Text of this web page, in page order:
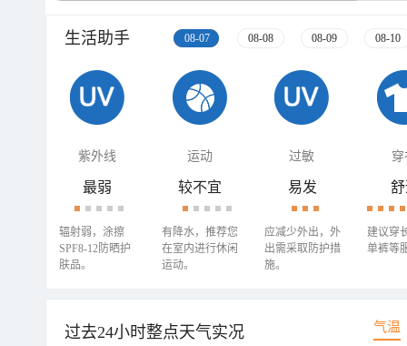
生活助手 08-07 08-08 08-09 08-10
紫外线 运动 过敏 穿
最弱
辐射弱，涂擦
SPF8-12防晒护
肤品。
较不宜
有降水，推荐您
在室内进行休闲
运动。
易发
应减少外出，外
出需采取防护措
施。
建议穿
单裤等
过去24小时整点天气实况 气温